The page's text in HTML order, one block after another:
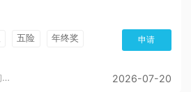
五险
年终奖
申请
贵州盈航财税咨询服务有限公司
2026-07-20